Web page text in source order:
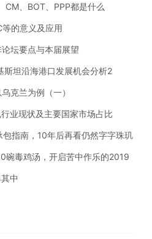
CM、BOT、PPP都是什么
等的意义及应用
坛要点与本届展望
斯坦沿海港口发展机会分析2
克兰为例（一）
业现状及主要国家市场占比
指南，10年后再看仍然字字珠玑
碗毒鸡汤，开启苦中作乐的2019
中